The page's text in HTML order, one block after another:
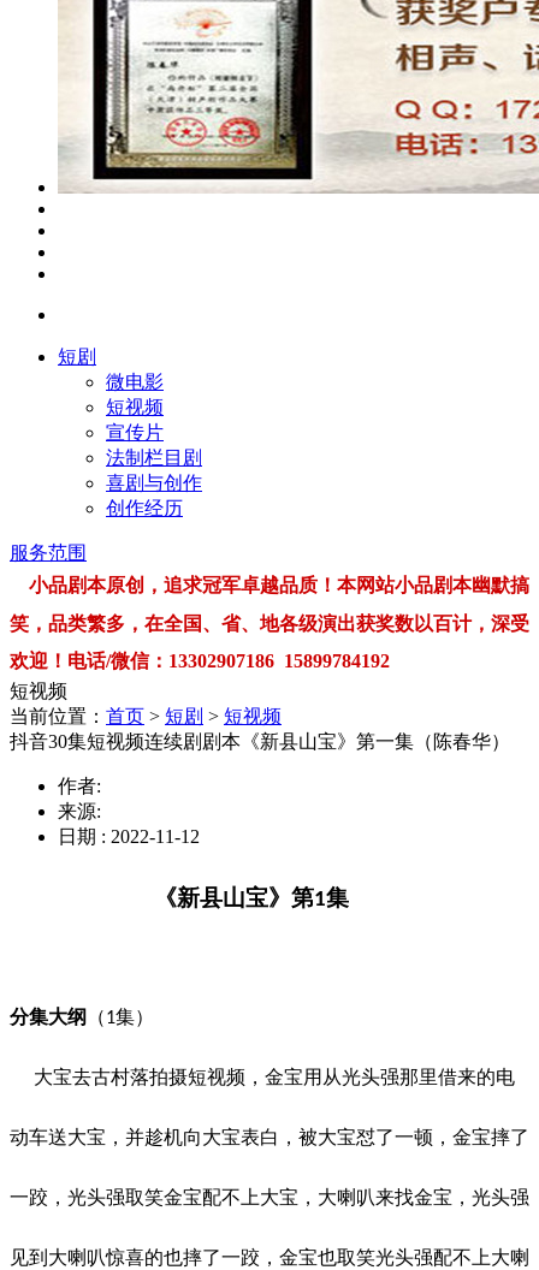
短剧
微电影
短视频
宣传片
法制栏目剧
喜剧与创作
创作经历
服务范围
小品剧本原创，追求冠军卓越品质！本网站小品剧本幽默搞
笑，品类繁多，在全国、省、地各级演出获奖数以百计，深受
欢迎！电话/微信：13302907186 15899784192
短视频
当前位置： 首页 > 短剧 > 短视频
抖音30集短视频连续剧剧本《新县山宝》第一集（陈春华）
作者:
来源:
日期 : 2022-11-12
《新县山宝》第1集
分集大纲 （1集）
大宝去古村落拍摄短视频，金宝用从光头强那里借来的电
动车送大宝，并趁机向大宝表白，被大宝怼了一顿，金宝摔了
一跤，光头强取笑金宝配不上大宝，大喇叭来找金宝，光头强
见到大喇叭惊喜的也摔了一跤，金宝也取笑光头强配不上大喇